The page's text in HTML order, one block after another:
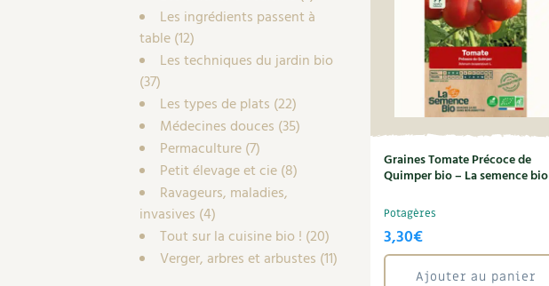
Les ingrédients passent à
table(12)
Les techniques du jardin bio
(37)
Les types de plats (22)
Médecines douces (35)
Permaculture(7)
Petit élevage et cie(8)
Ravageurs, maladies,
invasives (4)
Tout sur la cuisine bio ! (20)
Verger, arbres et arbustes (11)
Graines Tomate Précoce de
Quimper bio – La semence bio
Potagères
3,30€
Ajouter au panier